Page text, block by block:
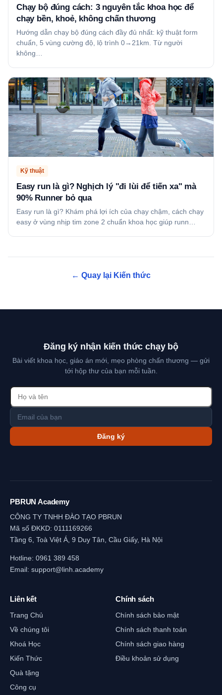
Chạy bộ đúng cách: 3 nguyên tắc khoa học để
chạy bền, khoẻ, không chấn thương
Hướng dẫn chạy bộ đúng cách đầy đủ nhất: kỹ thuật form
chuẩn, 5 vùng cường độ, lộ trình 0→21km. Từ người
không…
Kỹ thuật
Easy run là gì? Nghịch lý "đi lùi để tiến xa" mà
90% Runner bỏ qua
Easy run là gì? Khám phá lợi ích của chạy chậm, cách chạy
easy ở vùng nhịp tim zone 2 chuẩn khoa học giúp runn…
← Quay lại Kiến thức
Đăng ký nhận kiến thức chạy bộ
Bài viết khoa học, giáo án mới, mẹo phòng chấn thương — gửi
tới hộp thư của bạn mỗi tuần.
Đăng ký
PBRUN Academy
CÔNG TY TNHH ĐÀO TẠO PBRUN
Mã số ĐKKD: 0111169266
Tầng 6, Toà Việt Á, 9 Duy Tân, Cầu Giấy, Hà Nội
Hotline: 0961 389 458
Email: support@linh.academy
Liên kết
Trang Chủ
Về chúng tôi
Khoá Học
Kiến Thức
Quà tặng
Công cụ
Chính sách
Chính sách bảo mật
Chính sách thanh toán
Chính sách giao hàng
Điều khoản sử dụng